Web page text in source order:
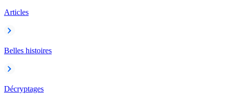
Articles
Belles histoires
Décryptages